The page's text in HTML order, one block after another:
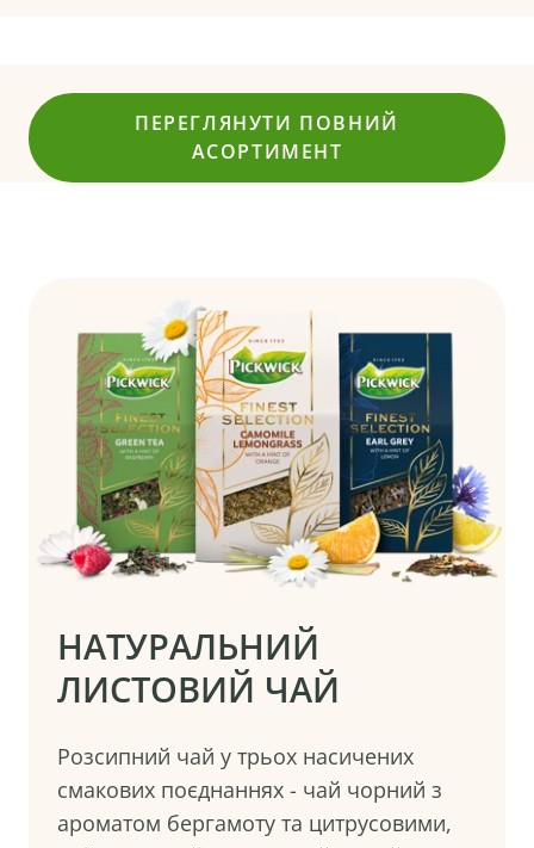
ПЕРЕГЛЯНУТИ ПОВНИЙ
АСОРТИМЕНТ
НАТУРАЛЬНИЙ
ЛИСТОВИЙ ЧАЙ
Розсипний чай у трьох насичених
смакових поєднаннях - чай чорний з
ароматом бергамоту та цитрусовими,